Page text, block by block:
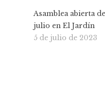
Asamblea abierta
julio en El Jardín
5 de julio de 2023